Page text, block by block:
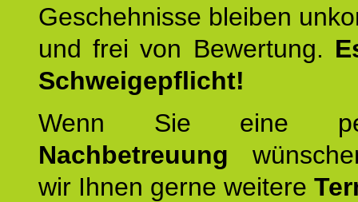
Geschehnisse bleiben
und frei von Bewertung.
Schweigepflicht!
Wenn Sie eine
Nachbetreuung
wir Ihnen gerne weitere